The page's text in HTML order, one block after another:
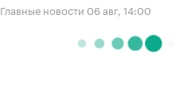
Главные новости 06 авг, 14:00